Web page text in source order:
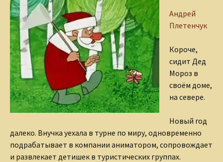
Андрей
Плетенчук
Короче,
сидит Дед
Мороз в
своём доме,
на севере.
Новый год
далеко. Внучка уехала в турне по миру, одновременно
подрабатывает в компании аниматором, сопровождает
и развлекает детишек в туристических группах.